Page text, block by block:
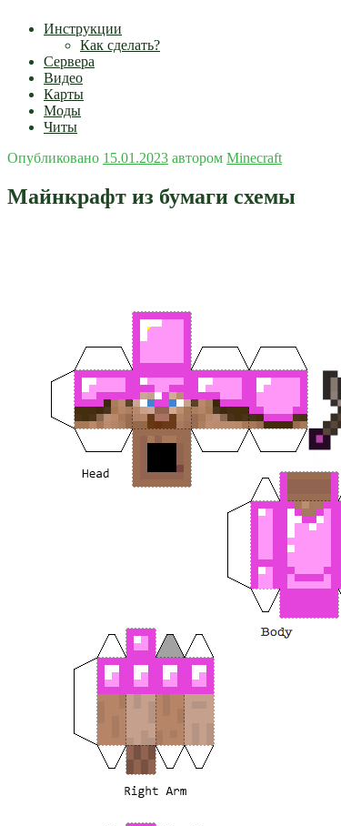
Инструкции
Как сделать?
Сервера
Видео
Карты
Моды
Читы
Опубликовано 15.01.2023 автором Minecraft
Майнкрафт из бумаги схемы